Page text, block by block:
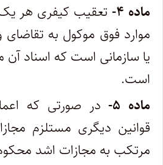
ماده ۴-
تعقیب کیفری هر یک
موارد فوق موکول به تقاضای
یا سازمانی است که اسناد آن
است.
ماده ۵-
در صورتی که
قوانین دیگری مستلزم
مرتکب به مجازات اشد